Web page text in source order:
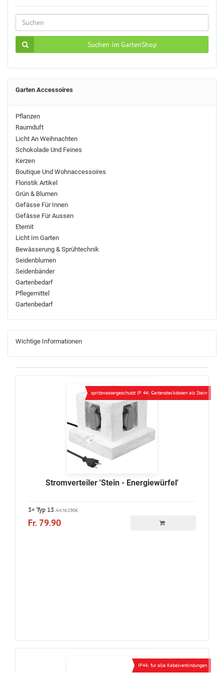
Suchen im GartenShop
Garten Accessoires
Pflanzen
Raumduft
Licht An Weihnachten
Schokolade Und Feines
Kerzen
Boutique Und Wohnaccessoires
Floristik Artikel
Grün & Blumen
Gefässe Für Innen
Gefässe Für Aussen
Eternit
Licht Im Garten
Bewässerung & Sprühtechnik
Seidenblumen
Seidenbänder
Gartenbedarf
Pflegemittel
Gartenbedarf
Wichtige Informationen
Stromverteiler 'Stein - Energiewürfel'
3× Typ 13 Art.Nr.1906
Fr. 79.90
spritzwassergeschutzt IP 44; Gartensteckdosen als Stein
IP44; fur alle Kabelverbindungen